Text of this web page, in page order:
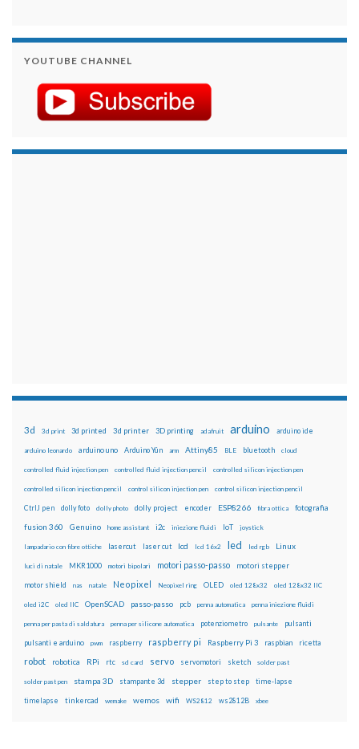
YOUTUBE CHANNEL
3d 3d print 3d printed 3d printer 3D printing adafruit arduino arduino ide
arduino leonardo arduino uno Arduino Yún arm Attiny85 BLE bluetooth cloud
controlled fluid injection pen controlled fluid injection pencil controlled silicon injection pen
controlled silicon injection pencil control silicon injection pen control silicon injection pencil
CtrlJ pen dolly foto dolly photo dolly project encoder ESP8266 fibra ottica fotografia
fusion 360 Genuino home assistant i2c iniezione fluidi IoT joystick
lampadario con fibre ottiche lasercut laser cut lcd lcd 16x2 led led rgb Linux
luci di natale MKR1000 motori bipolari motori passo-passo motori stepper
motor shield nas natale Neopixel Neopixel ring OLED oled 128x32 oled 128x32 IIC
oled i2C oled IIC OpenSCAD passo-passo pcb penna automatica penna iniezione fluidi
penna per pasta di saldatura penna per silicone automatica potenziometro pulsante pulsanti
pulsanti e arduino pwm raspberry raspberry pi Raspberry Pi 3 raspbian ricetta
robot robotica RPi rtc sd card servo servomotori sketch solder past
solder past pen stampa 3D stampante 3d stepper step to step time-lapse
timelapse tinkercad wemake wemos wifi WS2812 ws2812B xbee